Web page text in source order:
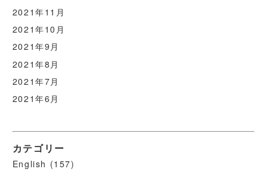
2021年11月
2021年10月
2021年9月
2021年8月
2021年7月
2021年6月
カテゴリー
English (157)